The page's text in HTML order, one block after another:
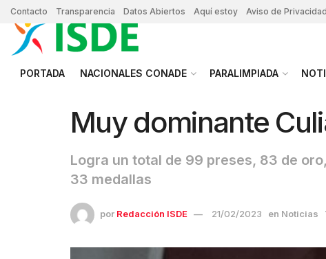
Contacto Transparencia Datos Abiertos Aquí estoy Aviso de Privacidad
PORTADA NACIONALES CONADE PARALIMPIADA
Muy dominante
Logra un total de 99 preses, 83 de
33 medallas
por Redacción ISDE 21/02/2023 en Noticias